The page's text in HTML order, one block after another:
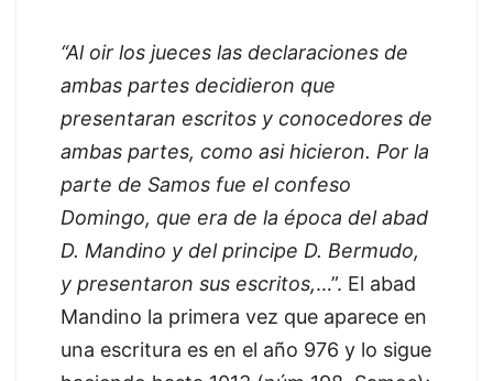
“Al oir los jueces las declaraciones de
ambas partes decidieron que
presentaran escritos y conocedores de
ambas partes, como asi hicieron. Por la
parte de Samos fue el confeso
Domingo, que era de la época del abad
D. Mandino y del principe D. Bermudo,
y presentaron sus escritos,…”. El abad
Mandino la primera vez que aparece en
una escritura es en el año 976 y lo sigue